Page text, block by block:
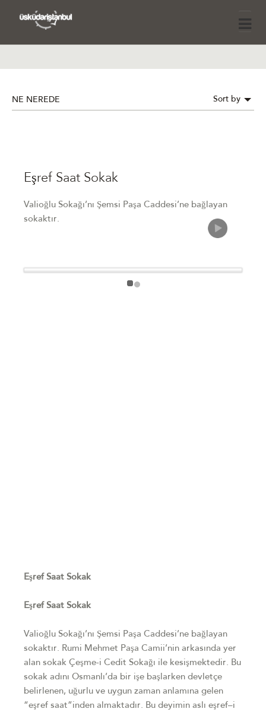
NE NEREDE Sort by
Eşref Saat Sokak
Valioğlu Sokağı’nı Şemsi Paşa Caddesi’ne bağlayan
sokaktır.
Eşref Saat Sokak
Eşref Saat Sokak
Valioğlu Sokağı’nı Şemsi Paşa Caddesi’ne bağlayan
sokaktır. Rumi Mehmet Paşa Camii’nin arkasında yer
alan sokak Çeşme-i Cedit Sokağı ile kesişmektedir. Bu
sokak adını Osmanlı’da bir işe başlarken devletçe
belirlenen, uğurlu ve uygun zaman anlamına gelen
“eşref saat”inden almaktadır. Bu deyimin aslı eşref–i